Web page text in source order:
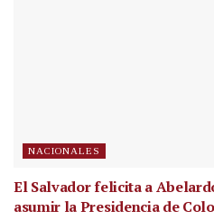
NACIONALES
El Salvador felicita a
asumir la Presidencia de